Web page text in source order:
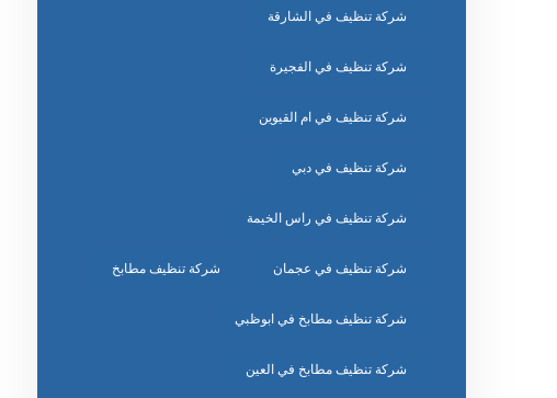
شركة تنظيف في الشارقة
شركة تنظيف في الفجيرة
شركة تنظيف في ام القيوين
شركة تنظيف في دبي
شركة تنظيف في راس الخيمة
شركة تنظيف في عجمان شركة تنظيف مطابخ
شركة تنظيف مطابخ في ابوظبي
شركة تنظيف مطابخ في العين